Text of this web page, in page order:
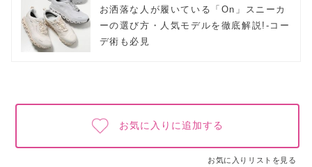
お洒落な人が履いている「On」スニーカ
ーの選び方・人気モデルを徹底解説!-コー
デ術も必見
お気に入りに追加する
お気に入りリストを見る